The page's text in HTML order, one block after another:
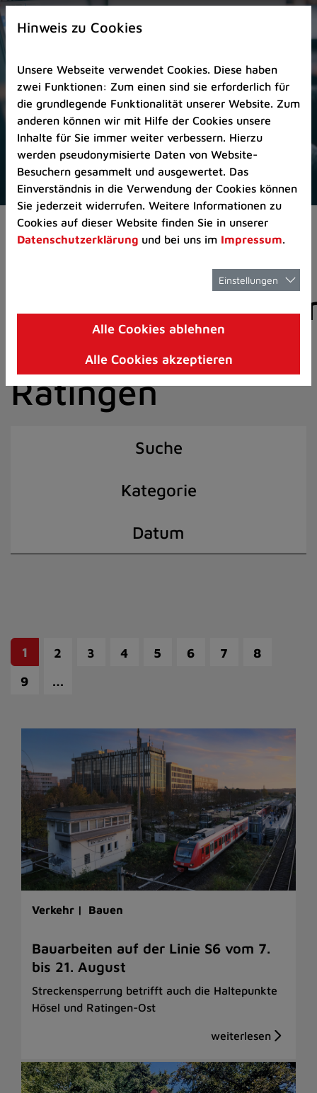
Zur
Startseite
Zum
Seitenanfang
springen
(Schnelltaste
A)
Zur
Navigation/Menü
springen
(Schnelltaste
M)
Zur
8)
I)
Aktuelles Pressemitteilungen
der Stadt
Ratingen
Suche
Kategorie
Datum
1 2 3 4 5 6 7
8
9
…
Verkehr | Bauen
Bauarbeiten auf der Linie S6 vom 7.
bis 21. August
Streckensperrung betrifft auch die Haltepunkte
Hösel und Ratingen-Ost
Hinweis zu Cookies
Unsere Webseite verwendet Cookies. Diese haben
zwei Funktionen: Zum einen sind sie erforderlich für
die grundlegende Funktionalität unserer Website. Zum
anderen können wir mit Hilfe der Cookies unsere
Inhalte für Sie immer weiter verbessern. Hierzu
werden pseudonymisierte Daten von Website-
Besuchern gesammelt und ausgewertet. Das
Einverständnis in die Verwendung der Cookies können
Sie jederzeit widerrufen. Weitere Informationen zu
Cookies auf dieser Website finden Sie in unserer
Datenschutzerklärung und bei uns im Impressum.
Einstellungen
Alle Cookies ablehnen
Alle Cookies akzeptieren